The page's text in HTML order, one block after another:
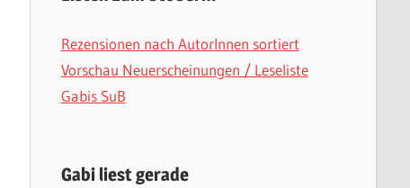
Rezensionen nach AutorInnen sortiert
Vorschau Neuerscheinungen / Leseliste
Gabis SuB
Gabi liest gerade